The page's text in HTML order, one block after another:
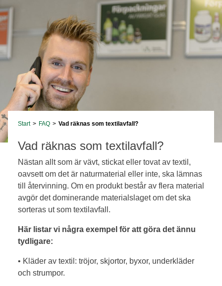
Start > FAQ > Vad räknas som textilavfall?
Vad räknas som textilavfall?
Nästan allt som är vävt, stickat eller tovat av textil,
oavsett om det är naturmaterial eller inte, ska lämnas
till återvinning. Om en produkt består av flera material
avgör det dominerande materialslaget om det ska
sorteras ut som textilavfall.
Här listar vi några exempel för att göra det ännu
tydligare:
• Kläder av textil: tröjor, skjortor, byxor, underkläder
och strumpor.